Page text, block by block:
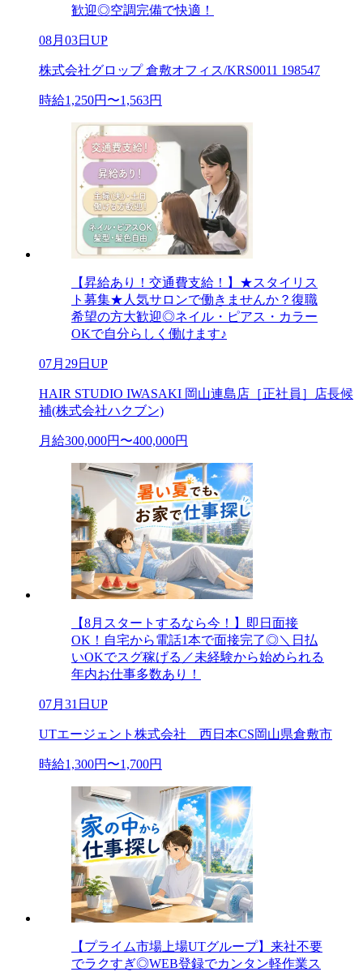
歓迎◎空調完備で快適！
08月03日UP
株式会社グロップ 倉敷オフィス/KRS0011 198547
時給1,250円〜1,563円
【昇給あり！交通費支給！】★スタイリス
ト募集★人気サロンで働きませんか？復職
希望の方大歓迎◎ネイル・ピアス・カラー
OKで自分らしく働けます♪
07月29日UP
HAIR STUDIO IWASAKI 岡山連島店［正社員］店長候
補(株式会社ハクブン)
月給300,000円〜400,000円
【8月スタートするなら今！】即日面接
OK！自宅から電話1本で面接完了◎＼日払
いOKでスグ稼げる／未経験から始められる
年内お仕事多数あり！
07月31日UP
UTエージェント株式会社 西日本CS岡山県倉敷市
時給1,300円〜1,700円
【プライム市場上場UTグループ】来社不要
でラクすぎ◎WEB登録でカンタン軽作業ス